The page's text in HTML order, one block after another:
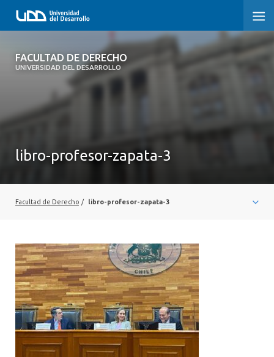
FACULTAD DE DERECHO
UNIVERSIDAD DEL DESARROLLO
FACULTAD DE DERECHO
SOBRE LA FACULTAD
VINCULACIÓN CON EL MEDIO
INTERNACIONAL
libro-profesor-zapata-3
Facultad de Derecho / libro-profesor-zapata-3